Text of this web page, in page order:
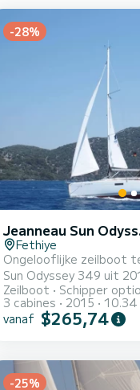
-28%
Fethiye
Ongelooflijke zeilboot
Sun Odyssey 349 uit
voor een vakantie met
boot heeft 3 hutten
een capaciteit van 6
buitengewone
Zeilboot Schipper
3 cabines
2015
10.34
vanaf $265,74
-25%